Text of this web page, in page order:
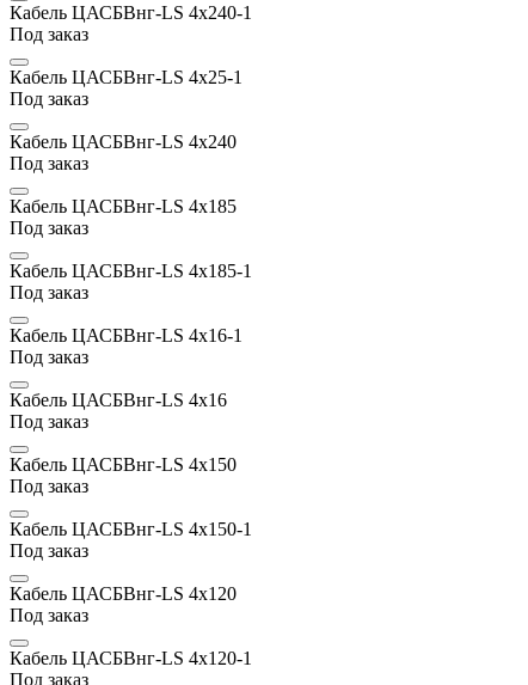
Кабель ЦАСБВнг-LS 4х240-1
Под заказ
Кабель ЦАСБВнг-LS 4х25-1
Под заказ
Кабель ЦАСБВнг-LS 4х240
Под заказ
Кабель ЦАСБВнг-LS 4х185
Под заказ
Кабель ЦАСБВнг-LS 4х185-1
Под заказ
Кабель ЦАСБВнг-LS 4х16-1
Под заказ
Кабель ЦАСБВнг-LS 4х16
Под заказ
Кабель ЦАСБВнг-LS 4х150
Под заказ
Кабель ЦАСБВнг-LS 4х150-1
Под заказ
Кабель ЦАСБВнг-LS 4х120
Под заказ
Кабель ЦАСБВнг-LS 4х120-1
Под заказ